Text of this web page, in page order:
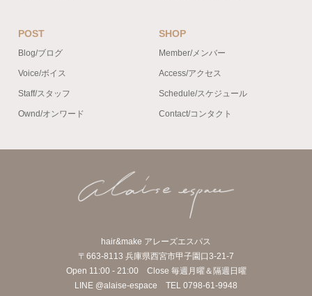
POST
Blog/ブログ
Voice/ボイス
Staff/スタッフ
Ownd/オンワード
SHOP
Member/メンバー
Access/アクセス
Schedule/スケジュール
Contact/コンタクト
hair&make アレーズエスパス
〒663-8113 兵庫県西宮市甲子園口3-21-7
Open 11:00 - 21:00 Close 毎週月曜＆隔週日曜
LINE @alaise-espace TEL 0798-61-9948